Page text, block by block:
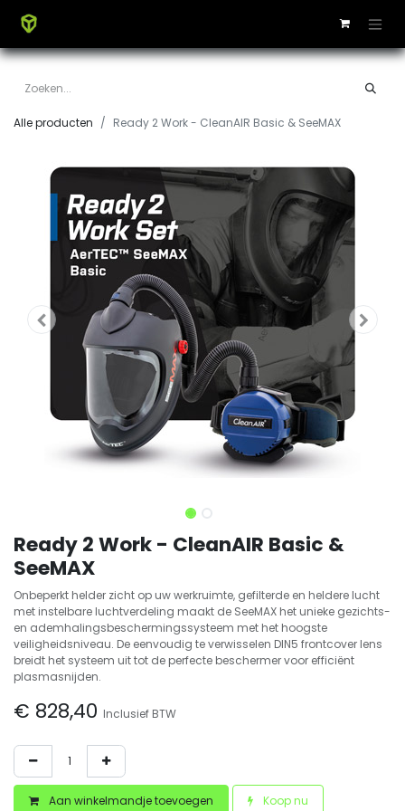
Alle producten Ready 2 Work - CleanAIR Basic & SeeMAX
Ready 2 Work - CleanAIR Basic &
SeeMAX
Onbeperkt helder zicht op uw werkruimte, gefilterde en heldere lucht
met instelbare luchtverdeling maakt de SeeMAX het unieke gezichts-
en ademhalingsbeschermingssysteem met het hoogste
veiligheidsniveau. De eenvoudig te verwisselen DIN5 frontcover lens
breidt het systeem uit tot de perfecte beschermer voor efficiënt
plasmasnijden.
€ 828,40 Inclusief BTW
Aan winkelmandje toevoegen Koop nu